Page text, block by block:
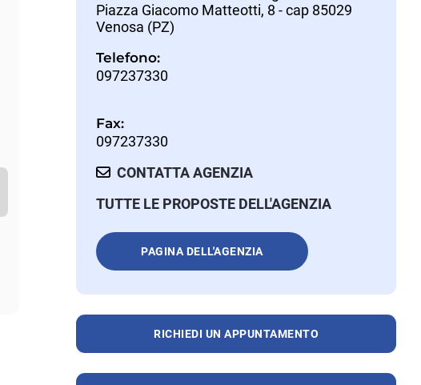
Piazza Giacomo Matteotti, 8 - cap 85029
Venosa (PZ)
Telefono:
097237330
Fax:
097237330
CONTATTA AGENZIA
TUTTE LE PROPOSTE DELL'AGENZIA
PAGINA DELL'AGENZIA
RICHIEDI UN APPUNTAMENTO